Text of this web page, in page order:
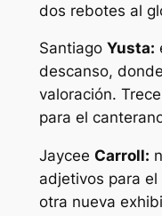
dos rebotes al
Santiago Yusta:
descanso,
valoración.
para el
Jaycee Carroll:
adjetivos para
otra nueva